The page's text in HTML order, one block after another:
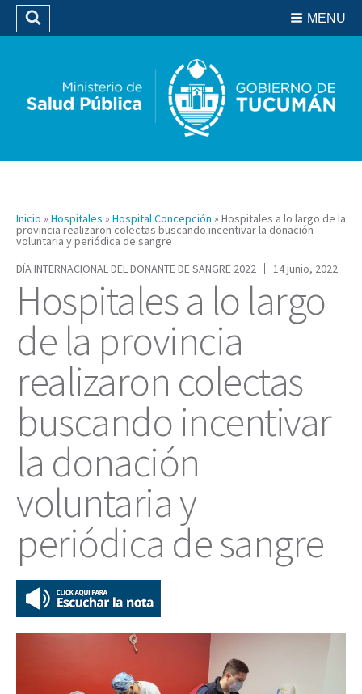
Biblioteca
MENU
Buscar
Inicio » Hospitales » Hospital Concepción » Hospitales a lo largo de la
provincia realizaron colectas buscando incentivar la donación
voluntaria y periódica de sangre
DÍA INTERNACIONAL DEL DONANTE DE SANGRE 2022
14 junio, 2022
Hospitales a lo largo
de la provincia
realizaron colectas
buscando incentivar
la donación
voluntaria y
periódica de sangre